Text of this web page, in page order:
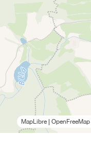
MapLibre OpenFreeMap